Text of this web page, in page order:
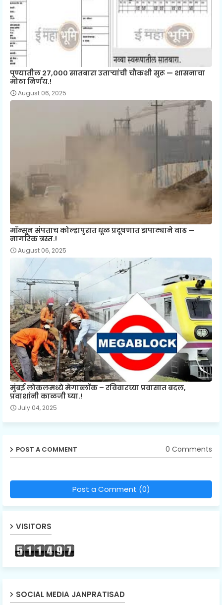
पुण्यातील २७,००० सातबारा उताऱ्यांची चौकशी सुरू — शासनाचा
मोठा निर्णय.!
August 06, 2025
मॉन्सून संपताच कोल्हापुरात धूळ प्रदूषणात झपाट्याने वाढ —
नागरिक त्रस्त.!
August 06, 2025
मुंबई लोकलमध्ये मेगाब्लॉक – रविवारच्या प्रवासात बदल,
प्रवाशांनी काळजी घ्या.!
July 04, 2025
POST A COMMENT 0 Comments
Post a Comment (0)
VISITORS
SOCIAL MEDIA JANPRATISAD